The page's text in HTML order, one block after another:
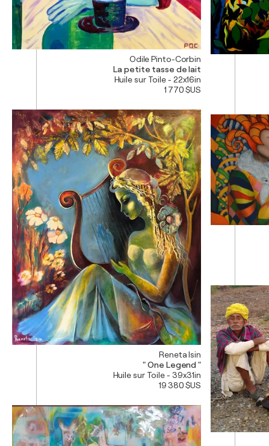
Odile Pinto-Corbin
La petite tasse de lait
Huile sur Toile - 22x16in
1 770 $US
Reneta Isin
" One Legend "
Huile sur Toile - 39x31in
19 380 $US